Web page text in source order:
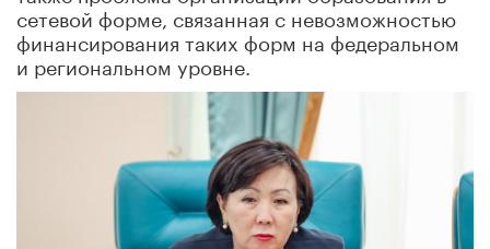
сетевой форме, связанная с невозможностью
финансирования таких форм на федеральном
и региональном уровне.